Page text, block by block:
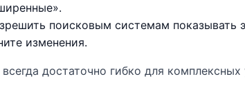
поисковым системам показывать
изменения.
достаточно гибко для комплексных